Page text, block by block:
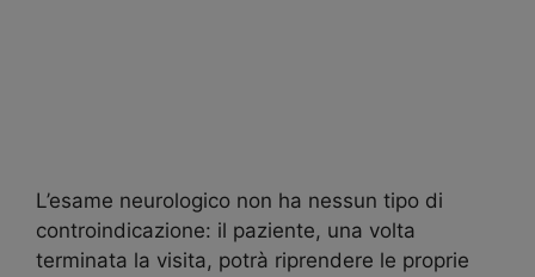
L’esame neurologico non ha nessun tipo di
controindicazione: il paziente, una volta
terminata la visita, potrà riprendere le proprie